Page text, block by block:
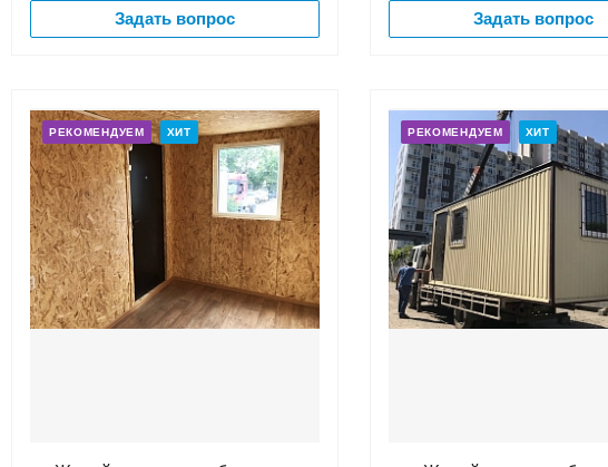
Задать вопрос Задать вопрос
РЕКОМЕНДУЕМ ХИТ РЕКОМЕНДУЕМ ХИТ